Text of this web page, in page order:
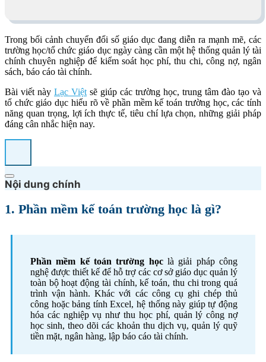
Trong bối cảnh chuyển đổi số giáo dục đang diễn ra mạnh mẽ, các
trường học/tổ chức giáo dục ngày càng cần một hệ thống quản lý tài
chính chuyên nghiệp để kiểm soát học phí, thu chi, công nợ, ngân
sách, báo cáo tài chính.
Bài viết này Lạc Việtsẽ giúp các trường học, trung tâm đào tạo và
tổ chức giáo dục hiểu rõ về phần mềm kế toán trường học, các tính
năng quan trọng, lợi ích thực tế, tiêu chí lựa chọn, những giải pháp
đáng cân nhắc hiện nay.
Nội dung chính
1. Phần mềm kế toán trường học là gì?
Phần mềm kế toán trường họclà giải pháp công
nghệ được thiết kế để hỗ trợ các cơ sở giáo dục quản lý
toàn bộ hoạt động tài chính, kế toán, thu chi trong quá
trình vận hành. Khác với các công cụ ghi chép thủ
công hoặc bảng tính Excel, hệ thống này giúp tự động
hóa các nghiệp vụ như thu học phí, quản lý công nợ
học sinh, theo dõi các khoản thu dịch vụ, quản lý quỹ
tiền mặt, ngân hàng, lập báo cáo tài chính.